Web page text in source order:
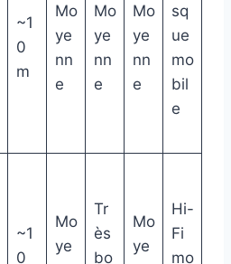
~1
0
m
Mo
ye
nn
e
Mo
ye
nn
e
Mo
ye
nn
e
sq
ue
mo
bil
e
~1
0
Mo
ye
Tr
ès
bo
Mo
ye
Hi-
Fi
mo